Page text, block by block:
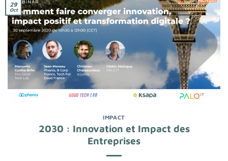
29
Oct
IMPACT
2030 : Innovation et Impact des
Entreprises